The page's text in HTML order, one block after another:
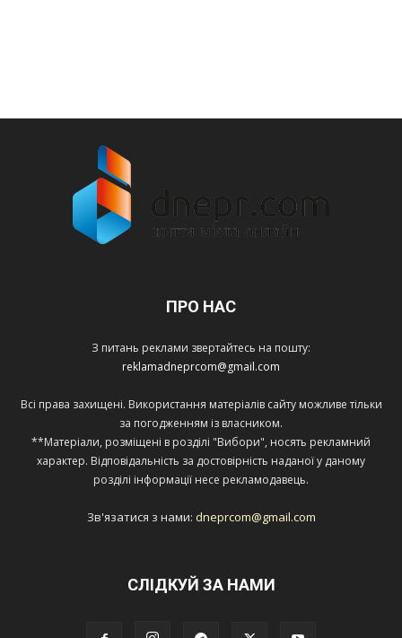
ПРО НАС
З питань реклами звертайтесь на пошту:
reklamadneprcom@gmail.com
Всі права захищені. Використання матеріалів сайту можливе тільки
за погодженням із власником.
**Матеріали, розміщені в розділі "Вибори", носять рекламний
характер. Відповідальність за достовірність наданої у даному
розділі інформації несе рекламодавець.
Зв'язатися з нами: dneprcom@gmail.com
СЛІДКУЙ ЗА НАМИ